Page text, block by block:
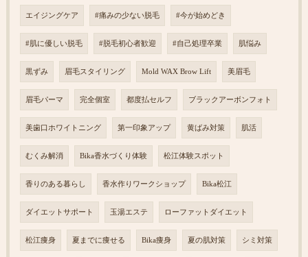
エイジングケア #痛みの少ない脱毛 #今が始めどき
#肌に優しい脱毛 #脱毛初心者歓迎 #自己処理卒業 肌悩み
黒ずみ 眉毛スタイリング Mold WAX Brow Lift 美眉毛
眉毛パーマ 完全個室 都度払セルフ ブラックアーボンフォト
美歯口ホワイトニング 第一印象アップ 黄ばみ対策 肌活
むくみ解消 Bika香水づくり体験 松江体験スポット
香りのある暮らし 香水作りワークショップ Bika松江
ダイエットサポート 玉湯エステ ローファットダイエット
松江痩身 夏までに痩せる Bika痩身 夏の肌対策 シミ対策